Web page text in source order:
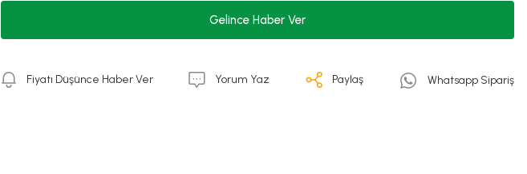
Gelince Haber Ver
Fiyatı Düşünce Haber Ver Yorum Yaz Paylaş Whatsapp Sipariş